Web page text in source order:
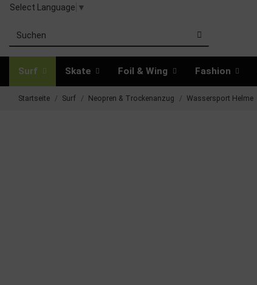
Select Language ▼
Surf Skate Foil & Wing Fashion
Startseite Surf Neopren & Trockenanzug Wassersport Helme